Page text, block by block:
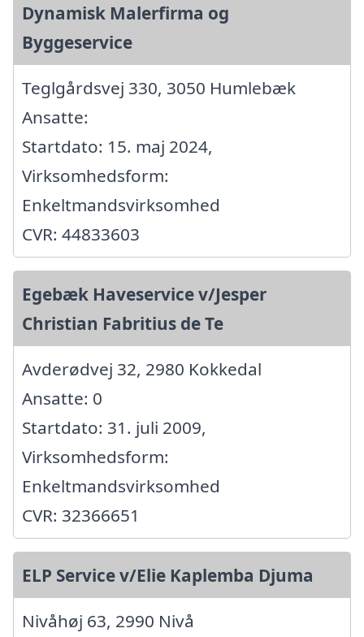
Dynamisk Malerfirma og
Byggeservice
Teglgårdsvej 330, 3050 Humlebæk
Ansatte:
Startdato: 15. maj 2024,
Virksomhedsform:
Enkeltmandsvirksomhed
CVR: 44833603
Egebæk Haveservice v/Jesper
Christian Fabritius de Te
Avderødvej 32, 2980 Kokkedal
Ansatte: 0
Startdato: 31. juli 2009,
Virksomhedsform:
Enkeltmandsvirksomhed
CVR: 32366651
ELP Service v/Elie Kaplemba Djuma
Nivåhøj 63, 2990 Nivå